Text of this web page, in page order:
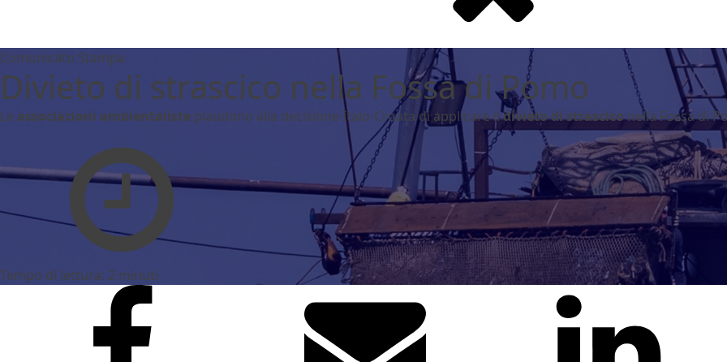
Comunicato Stampa
Divieto di strascico nella Fossa di Pomo
Le associazioni ambientaliste plaudono alla decisione Italo-Croata di applicare ildivieto di strasciconella Fossa di
Tempo di lettura: 2 minuti